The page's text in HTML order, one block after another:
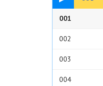
001
002
003
004